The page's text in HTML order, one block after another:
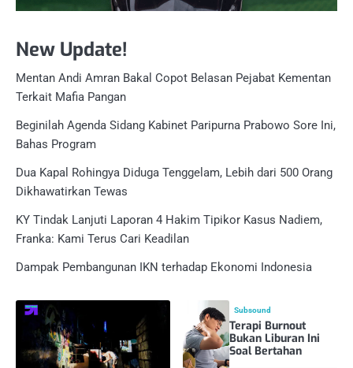
New Update!
Mentan Andi Amran Bakal Copot Belasan Pejabat Kementan
Terkait Mafia Pangan
Beginilah Agenda Sidang Kabinet Paripurna Prabowo Sore Ini,
Bahas Program
Dua Kapal Rohingya Diduga Tenggelam, Lebih dari 500 Orang
Dikhawatirkan Tewas
KY Tindak Lanjuti Laporan 4 Hakim Tipikor Kasus Nadiem,
Franka: Kami Terus Cari Keadilan
Dampak Pembangunan IKN terhadap Ekonomi Indonesia
Subsound
Terapi Burnout
Bukan Liburan Ini
Soal Bertahan